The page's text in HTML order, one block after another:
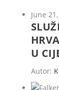
June
U
Autor: